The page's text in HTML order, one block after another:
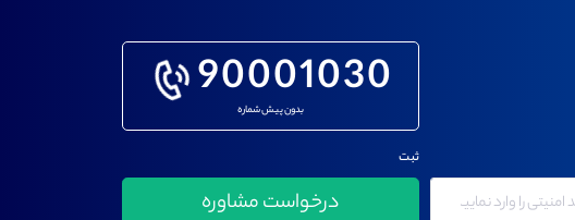
90001030
بدون پیش شماره
ثبت